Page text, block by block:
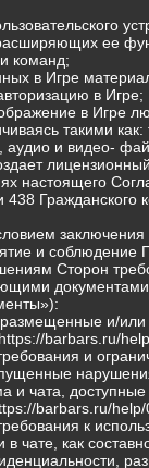
ее
команд;
в Игре
в Игре;
в Игре
такими как:
аудио и видео-
настоящего
Гражданского
заключения
и соблюдение
Сторон
и/или
barbars.ru/
и
и чата, доступные
barbars.ru/help/
к
чате, как